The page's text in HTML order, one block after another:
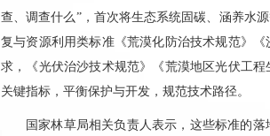
查、调查什么”，首次将生态系统固碳、涵养水
复与资源利用类标准《荒漠化防治技术规范》
求，《光伏治沙技术规范》《荒漠地区光伏工
关键指标，平衡保护与开发，规范技术路径。
国家林草局相关负责人表示，这些标准的